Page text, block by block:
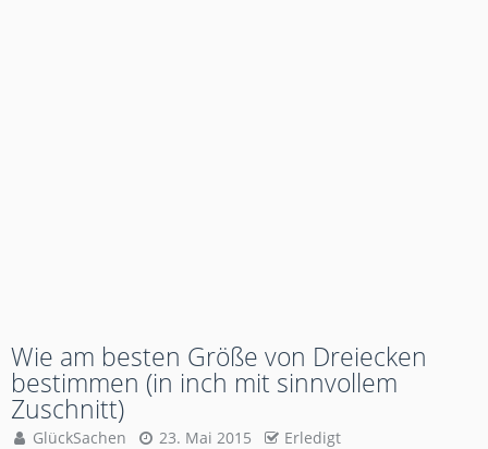
Wie am besten Größe von Dreiecken
bestimmen (in inch mit sinnvollem
Zuschnitt)
GlückSachen 23. Mai 2015 Erledigt